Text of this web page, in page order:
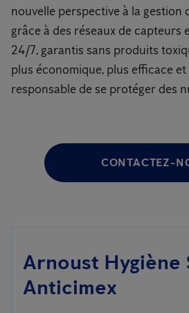
nouvelle perspective à la gestion
grâce à des réseaux de capteurs
24/7, garantis sans produits
plus économique, plus efficace
responsable de se protéger des
CONTACTEZ-
Arnoust Hygiène
Anticimex